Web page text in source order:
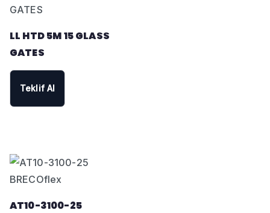
LL HTD 5M 15 GLASS
GATES
Teklif Al
AT10-3100-25